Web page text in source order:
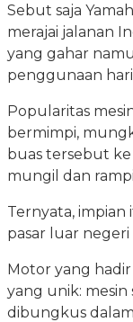
Sebut saja
merajai jalanan
yang gahar
penggunaan
Popularitas
bermimpi,
buas tersebut
mungil dan
Ternyata,
pasar luar
Motor yang
yang unik: mesin
dibungkus